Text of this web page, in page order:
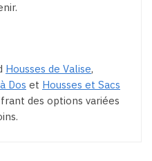
Housses de Valise,
Dos et Housses et Sacs
des options variées